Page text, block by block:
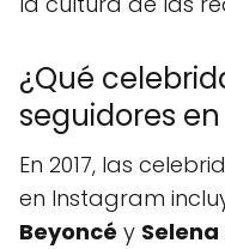
¿Qué
seguidores
En 2017, las
en Instagram
Beyoncé y